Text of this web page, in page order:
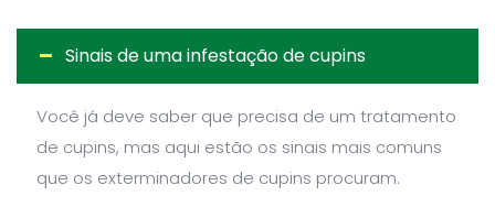
Sinais de uma infestação de cupins
Você já deve saber que precisa de um tratamento
de cupins, mas aqui estão os sinais mais comuns
que os exterminadores de cupins procuram.